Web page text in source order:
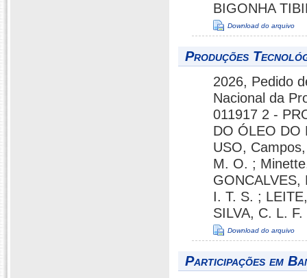
BIGONHA
Download do arquivo
Produções
2026, Pedido
Nacional da
011917 2 -
DO ÓLEO DO
USO,
M. O. ;
GONCALVES,
I. T. S. ;
SILVA, C. L.
Download do arquivo
Participações em